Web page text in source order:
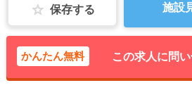
保存する 施設
かんたん無料 この求人に問